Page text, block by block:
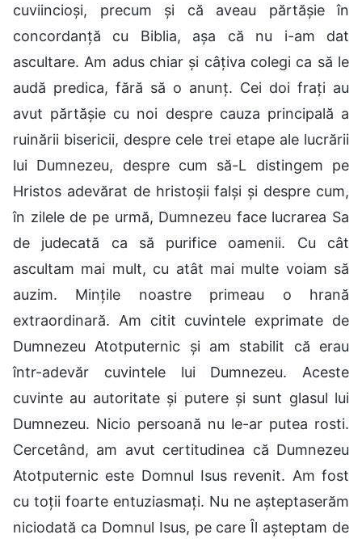
cuviincioși, precum și că aveau părtășie în
concordanță cu Biblia, așa că nu i-am dat
ascultare. Am adus chiar și câțiva colegi ca să le
audă predica, fără să o anunț. Cei doi frați au
avut părtășie cu noi despre cauza principală a
ruinării bisericii, despre cele trei etape ale lucrării
lui Dumnezeu, despre cum să-L distingem pe
Hristos adevărat de hristoșii falși și despre cum,
în zilele de pe urmă, Dumnezeu face lucrarea Sa
de judecată ca să purifice oamenii. Cu cât
ascultam mai mult, cu atât mai multe voiam să
auzim. Mințile noastre primeau o hrană
extraordinară. Am citit cuvintele exprimate de
Dumnezeu Atotputernic și am stabilit că erau
într-adevăr cuvintele lui Dumnezeu. Aceste
cuvinte au autoritate și putere și sunt glasul lui
Dumnezeu. Nicio persoană nu le-ar putea rosti.
Cercetând, am avut certitudinea că Dumnezeu
Atotputernic este Domnul Isus revenit. Am fost
cu toții foarte entuziasmați. Nu ne așteptaserăm
niciodată ca Domnul Isus, pe care Îl așteptam de